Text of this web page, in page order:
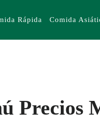
Rápida Comida
Precios